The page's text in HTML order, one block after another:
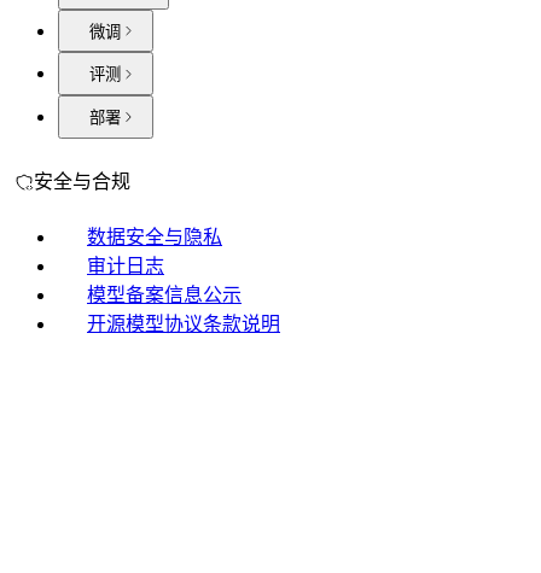
微调
评测
部署
安全与合规
数据安全与隐私
审计日志
模型备案信息公示
开源模型协议条款说明